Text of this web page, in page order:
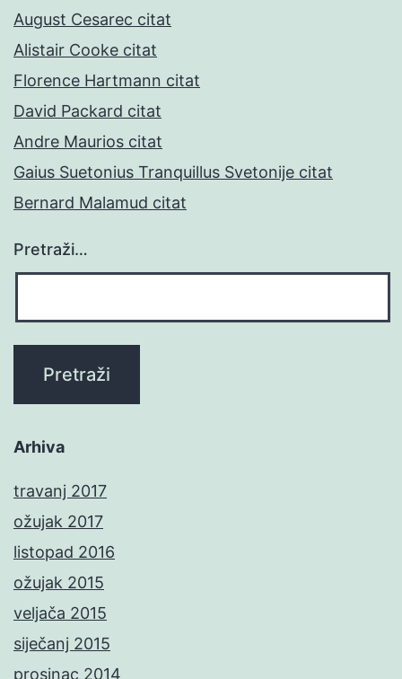
August Cesarec citat
Alistair Cooke citat
Florence Hartmann citat
David Packard citat
Andre Maurios citat
Gaius Suetonius Tranquillus Svetonije citat
Bernard Malamud citat
Pretraži…
Arhiva
travanj 2017
ožujak 2017
listopad 2016
ožujak 2015
veljača 2015
siječanj 2015
prosinac 2014